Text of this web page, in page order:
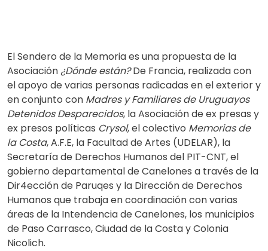
El Sendero de la Memoria es una propuesta de la
Asociación¿Dónde están?De Francia, realizada con
el apoyo de varias personas radicadas en el exterior y
en conjunto con Madres y Familiares de Uruguayos
Detenidos Desparecidos, la Asociación de ex presas y
ex presos políticas Crysol, el colectivo Memorias de
la Costa, A.F.E, la Facultad de Artes (UDELAR), la
Secretaría de Derechos Humanos del PIT-CNT, el
gobierno departamental de Canelones a través de la
Dir4ección de Paruqes y la Dirección de Derechos
Humanos que trabaja en coordinación con varias
áreas de la Intendencia de Canelones, los municipios
de Paso Carrasco, Ciudad de la Costa y Colonia
Nicolich.